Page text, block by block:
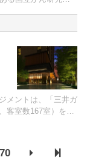
がん専...
メントは、「三井ガ
客室数167室）を9
70